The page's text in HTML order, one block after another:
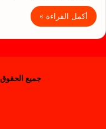
أكمل القراءة »
جميع